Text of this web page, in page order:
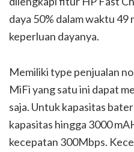
daya 50% dalam waktu
keperluan dayanya.
Memiliki type penjualan
MiFi yang satu ini dapat
saja. Untuk kapasitas
kapasitas hingga 3000
kecepatan 300Mbps.